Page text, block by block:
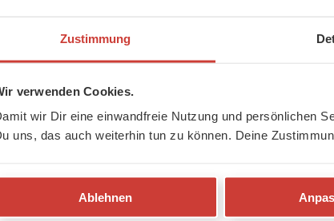
Zustimmung
verwenden Cookies.
wir Dir eine einwandfreie Nutzung und persönlichen
uns, das auch weiterhin tun zu können. Deine
Ablehnen
die tollen Kinderyoga-Videos! Mein Sohn freut
ausprobieren kann! Am liebsten mag er die
Hagelkörner haben wir gleich nach der Sonne